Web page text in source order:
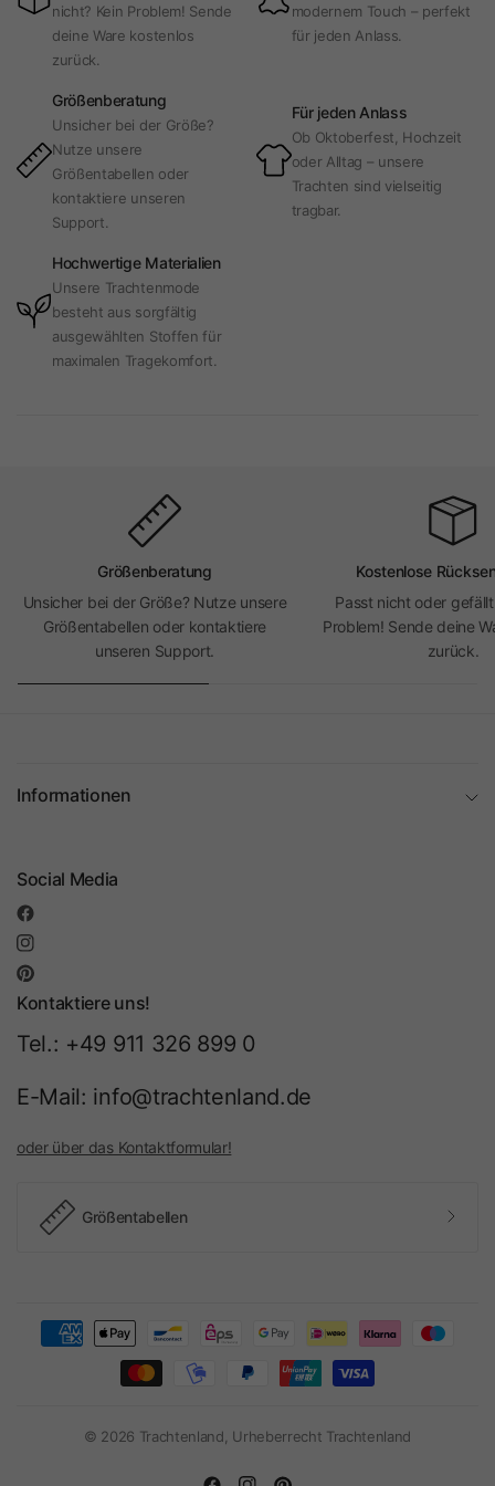
nicht? Kein Problem! Sende
deine Ware kostenlos
zurück.
modernem Touch – perfekt
für jeden Anlass.
Größenberatung
Unsicher bei der Größe?
Nutze unsere
Größentabellen oder
kontaktiere unseren
Support.
Für jeden Anlass
Ob Oktoberfest, Hochzeit
oder Alltag – unsere
Trachten sind vielseitig
tragbar.
Hochwertige Materialien
Unsere Trachtenmode
besteht aus sorgfältig
ausgewählten Stoffen für
maximalen Tragekomfort.
Größenberatung
Unsicher bei der Größe? Nutze unsere
Größentabellen oder kontaktiere
unseren Support.
Kostenlose
Passt nicht oder
Problem! Sende deine
zurück.
Informationen
Social Media
Kontaktiere uns!
Tel.: +49 911 326 899 0
E-Mail: info@trachtenland.de
oder über das Kontaktformular!
Größentabellen
© 2026 Trachtenland, Urheberrecht Trachtenland